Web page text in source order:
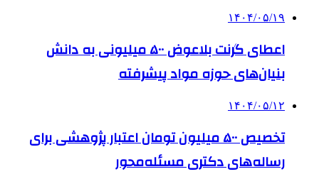
۱۴۰۴/۰۵/۱۹
اعطای گرنت بلاعوض ۵۰۰ میلیونی به دانش
بنیان‌های حوزه مواد پیشرفته
۱۴۰۴/۰۵/۱۲
تخصیص ۵۰۰ میلیون تومان اعتبار پژوهشی برای
رساله‌های دکتری مسئله‌محور